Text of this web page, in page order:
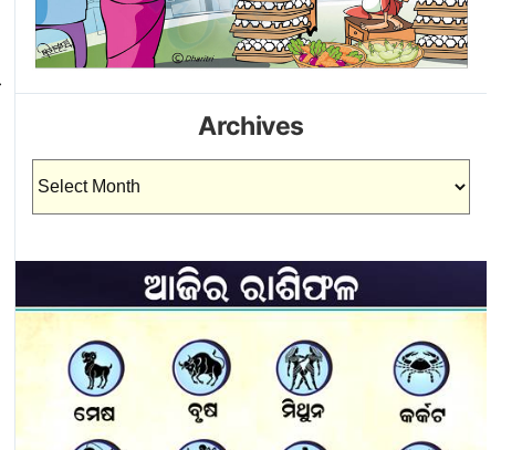
Archives
Archives